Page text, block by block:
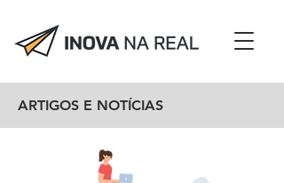
ARTIGOS E NOTÍCIAS